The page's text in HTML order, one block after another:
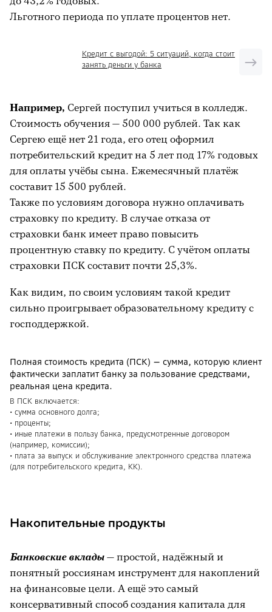
Льготного периода по уплате процентов нет.
Кредит с выгодой: 5 ситуаций, когда стоит
занять деньги у банка
Например, Сергей поступил учиться в колледж.
Стоимость обучения — 500 000 рублей. Так как
Сергею ещё нет 21 года, его отец оформил
потребительский кредит на 5 лет под 17% годовых
для оплаты учёбы сына. Ежемесячный платёж
составит 15 500 рублей.
Также по условиям договора нужно оплачивать
страховку по кредиту. В случае отказа от
страховки банк имеет право повысить
процентную ставку по кредиту. С учётом оплаты
страховки ПСК составит почти 25,3%.
Как видим, по своим условиям такой кредит
сильно проигрывает образовательному кредиту с
господдержкой.
Полная стоимость кредита (ПСК) — сумма, которую клиент
фактически заплатит банку за пользование средствами,
реальная цена кредита.
В ПСК включается:
• сумма основного долга;
• проценты;
• иные платежи в пользу банка, предусмотренные договором
(например, комиссии);
• плата за выпуск и обслуживание электронного средства платежа
(для потребительского кредита, КК).
Накопительные продукты
Банковские вклады — простой, надёжный и
понятный россиянам инструмент для накоплений
на финансовые цели. А ещё это самый
консервативный способ создания капитала для